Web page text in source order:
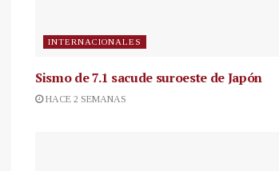
INTERNACIONALES
Sismo de 7.1 sacude suroeste de Japón
HACE 2 SEMANAS